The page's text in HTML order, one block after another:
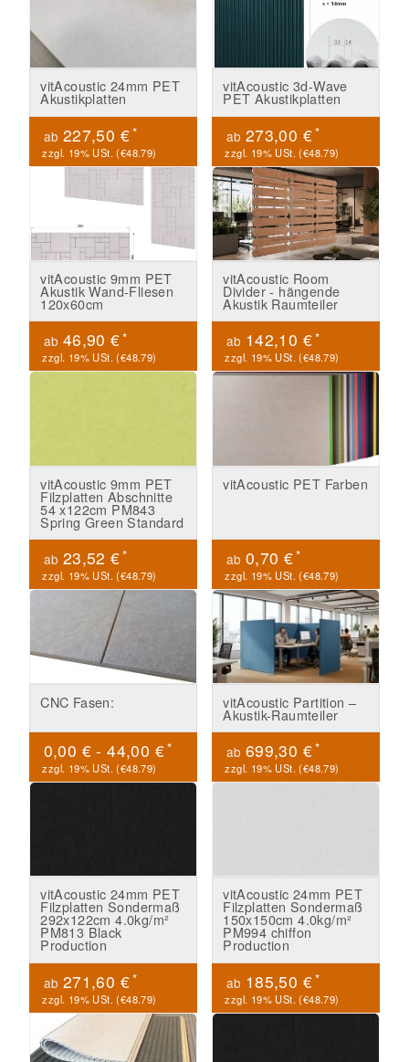
vitAcoustic 24mm PET
Akustikplatten
ab 227,50 €*
zzgl. 19% USt. (€48.79)
vitAcoustic 3d-Wave
PET Akustikplatten
ab 273,00 €*
zzgl. 19% USt. (€48.79)
vitAcoustic 9mm PET
Akustik Wand-Fliesen
120x60cm
ab 46,90 €*
zzgl. 19% USt. (€48.79)
vitAcoustic Room
Divider - hängende
Akustik Raumteiler
ab 142,10 €*
zzgl. 19% USt. (€48.79)
vitAcoustic 9mm PET
Filzplatten Abschnitte
54 x122cm PM843
Spring Green Standard
ab 23,52 €*
zzgl. 19% USt. (€48.79)
vitAcoustic PET Farben
ab 0,70 €*
zzgl. 19% USt. (€48.79)
CNC Fasen:
0,00 € -44,00 €*
zzgl. 19% USt. (€48.79)
vitAcoustic Partition –
Akustik-Raumteiler
ab 699,30 €*
zzgl. 19% USt. (€48.79)
vitAcoustic 24mm PET
Filzplatten Sondermaß
292x122cm 4.0kg/m²
PM813 Black
Production
ab 271,60 €*
zzgl. 19% USt. (€48.79)
vitAcoustic 24mm PET
Filzplatten Sondermaß
150x150cm 4.0kg/m²
PM994 chiffon
Production
ab 185,50 €*
zzgl. 19% USt. (€48.79)